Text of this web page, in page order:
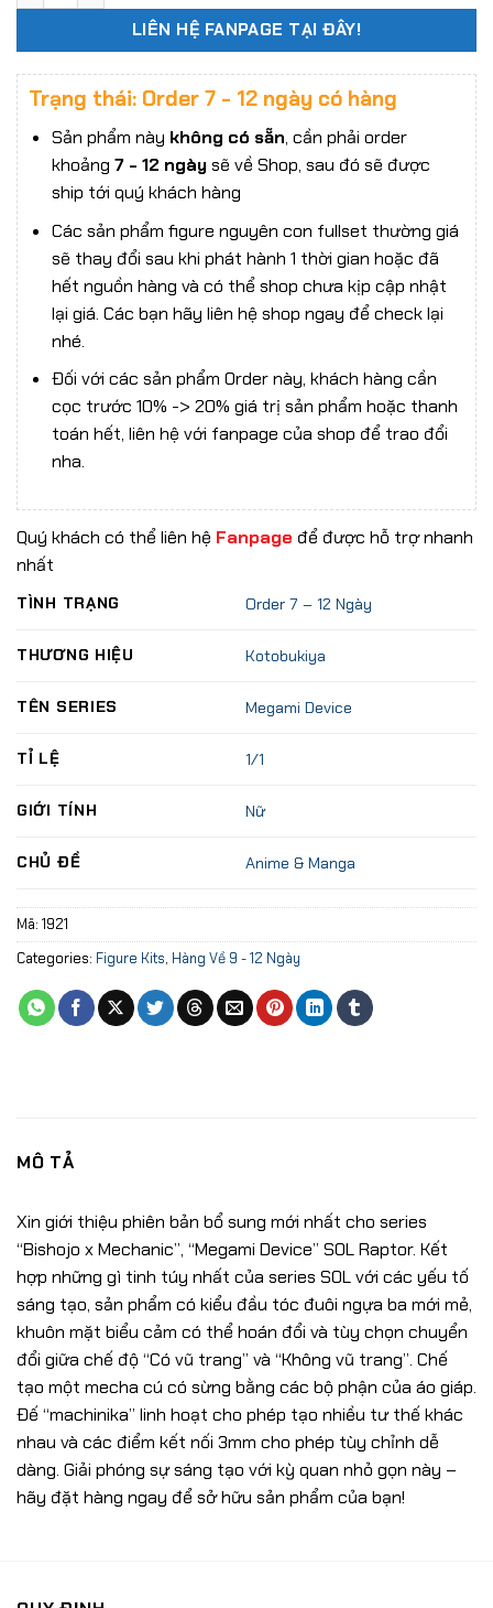
LIÊN HỆ FANPAGE TẠI ĐÂY!
Trạng thái: Order 7 - 12 ngày có hàng
Sản phẩm này không có sẵn, cần phải order
khoảng 7 - 12 ngàysẽ về Shop, sau đó sẽ được
ship tới quý khách hàng
Các sản phẩm figure nguyên con fullset thường giá
sẽ thay đổi sau khi phát hành 1 thời gian hoặc đã
hết nguồn hàng và có thể shop chưa kịp cập nhật
lại giá. Các bạn hãy liên hệ shop ngay để check lại
nhé.
Đối với các sản phẩm Order này, khách hàng cần
cọc trước 10% -> 20% giá trị sản phẩm hoặc thanh
toán hết, liên hệ với fanpage của shop để trao đổi
nha.
Quý khách có thể liên hệ Fanpage để được hỗ trợ nhanh
nhất
TÌNH TRẠNG Order 7 – 12 Ngày
THƯƠNG HIỆU Kotobukiya
TÊN SERIES Megami Device
TỈ LỆ 1/1
GIỚI TÍNH Nữ
CHỦ ĐỀ Anime & Manga
Mã: 1921
Categories: Figure Kits, Hàng Về 9 - 12 Ngày
MÔ TẢ
Xin giới thiệu phiên bản bổ sung mới nhất cho series
“Bishojo x Mechanic”, “Megami Device” SOL Raptor. Kết
hợp những gì tinh túy nhất của series SOL với các yếu tố
sáng tạo, sản phẩm có kiểu đầu tóc đuôi ngựa ba mới mẻ,
khuôn mặt biểu cảm có thể hoán đổi và tùy chọn chuyển
đổi giữa chế độ “Có vũ trang” và “Không vũ trang”. Chế
tạo một mecha cú có sừng bằng các bộ phận của áo giáp.
Đế “machinika” linh hoạt cho phép tạo nhiều tư thế khác
nhau và các điểm kết nối 3mm cho phép tùy chỉnh dễ
dàng. Giải phóng sự sáng tạo với kỳ quan nhỏ gọn này –
hãy đặt hàng ngay để sở hữu sản phẩm của bạn!